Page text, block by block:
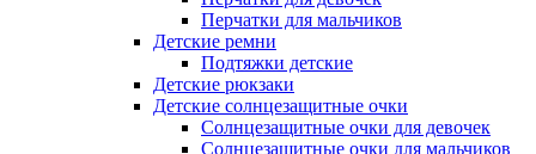
Перчатки для мальчиков
Детские ремни
Подтяжки детские
Детские рюкзаки
Детские солнцезащитные очки
Солнцезащитные очки для девочек
Солнцезащитные очки для мальчиков